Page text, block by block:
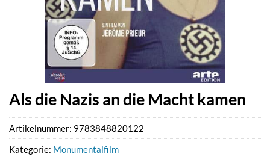
Als die Nazis an die Macht kamen
Artikelnummer: 9783848820122
Kategorie: Monumentalfilm